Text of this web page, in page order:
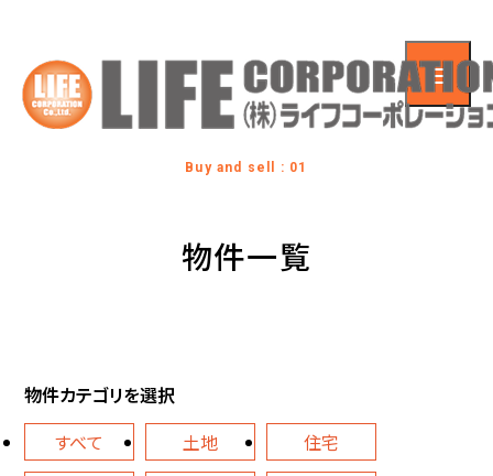
Buy and sell : 01
物件一覧
物件カテゴリを選択
すべて
土地
住宅